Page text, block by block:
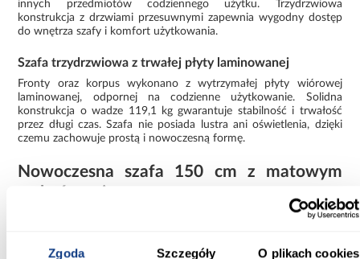
Zgoda Szczegóły O plikach cookies
innych przedmiotów codziennego użytku. Trzydrzwiowa
konstrukcja z drzwiami przesuwnymi zapewnia wygodny dostęp
do wnętrza szafy i komfort użytkowania.
Szafa trzydrzwiowa z trwałej płyty laminowanej
Fronty oraz korpus wykonano z wytrzymałej płyty wiórowej
laminowanej, odpornej na codzienne użytkowanie. Solidna
konstrukcja o wadze 119,1 kg gwarantuje stabilność i trwałość
przez długi czas. Szafa nie posiada lustra ani oświetlenia, dzięki
czemu zachowuje prostą i nowoczesną formę.
Nowoczesna szafa 150 cm z matowym
wykończeniem
Szafa z kolekcji LANKO łączy estetyczny wygląd z praktycznymi